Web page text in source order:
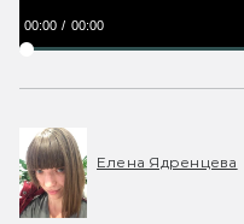
00:00 00:00
Елена Ядренцева